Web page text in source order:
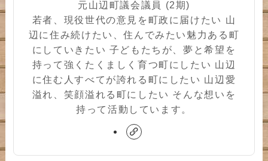
元山辺町議会議員 (2期)
若者、現役世代の意見を町政に届けたい 山
辺に住み続けたい、住んでみたい魅力ある町
にしていきたい 子どもたちが、夢と希望を
持って強くたくましく育つ町にしたい 山辺
に住む人すべてが誇れる町にしたい 山辺愛
溢れ、笑顔溢れる町にしたい そんな想いを
持って活動しています。